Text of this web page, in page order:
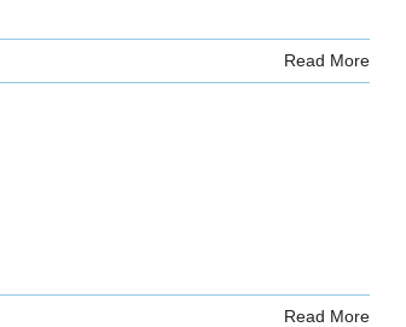
Read More
Read More